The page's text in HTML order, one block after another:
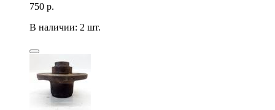
750 р.
В наличии: 2 шт.